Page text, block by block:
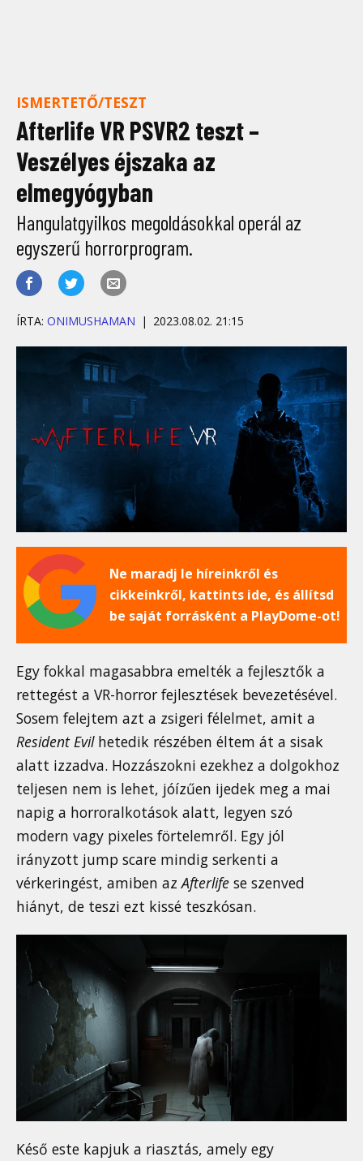
ISMERTETŐ/TESZT
Afterlife VR PSVR2 teszt –
Veszélyes éjszaka az
elmegyógyban
Hangulatgyilkos megoldásokkal operál az
egyszerű horrorprogram.
ÍRTA: ONIMUSHAMAN 2023.08.02. 21:15
Ne maradj le híreinkről és
cikkeinkről, kattints ide, és állítsd
be saját forrásként a PlayDome-ot!
Egy fokkal magasabbra emelték a fejlesztők a
rettegést a VR-horror fejlesztések bevezetésével.
Sosem felejtem azt a zsigeri félelmet, amit a
Resident Evilhetedik részében éltem át a sisak
alatt izzadva. Hozzászokni ezekhez a dolgokhoz
teljesen nem is lehet, jóízűen ijedek meg a mai
napig a horroralkotások alatt, legyen szó
modern vagy pixeles förtelemről. Egy jól
irányzott jump scare mindig serkenti a
vérkeringést, amiben azAfterlife se szenved
hiányt, de teszi ezt kissé teszkósan.
Késő este kapjuk a riasztás, amely egy